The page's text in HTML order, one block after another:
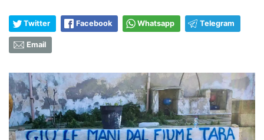
Twitter Facebook Whatsapp Telegram
Email